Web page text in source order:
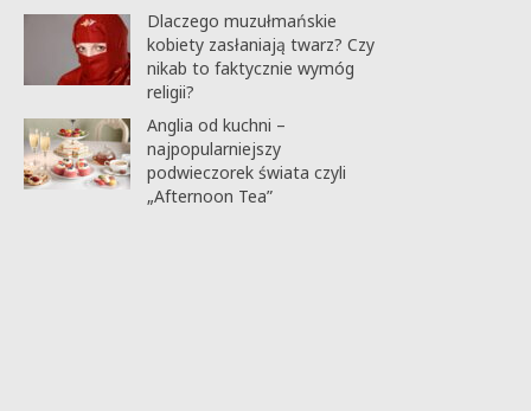
Dlaczego muzułmańskie
kobiety zasłaniają twarz? Czy
nikab to faktycznie wymóg
religii?
Anglia od kuchni –
najpopularniejszy
podwieczorek świata czyli
„Afternoon Tea”